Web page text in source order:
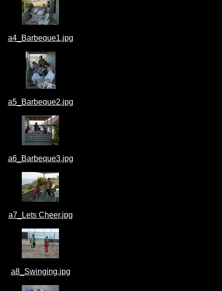
a4_Barbeque1.jpg
a5_Barbeque2.jpg
a6_Barbeque3.jpg
a7_Lets Cheer.jpg
a8_Swinging.jpg